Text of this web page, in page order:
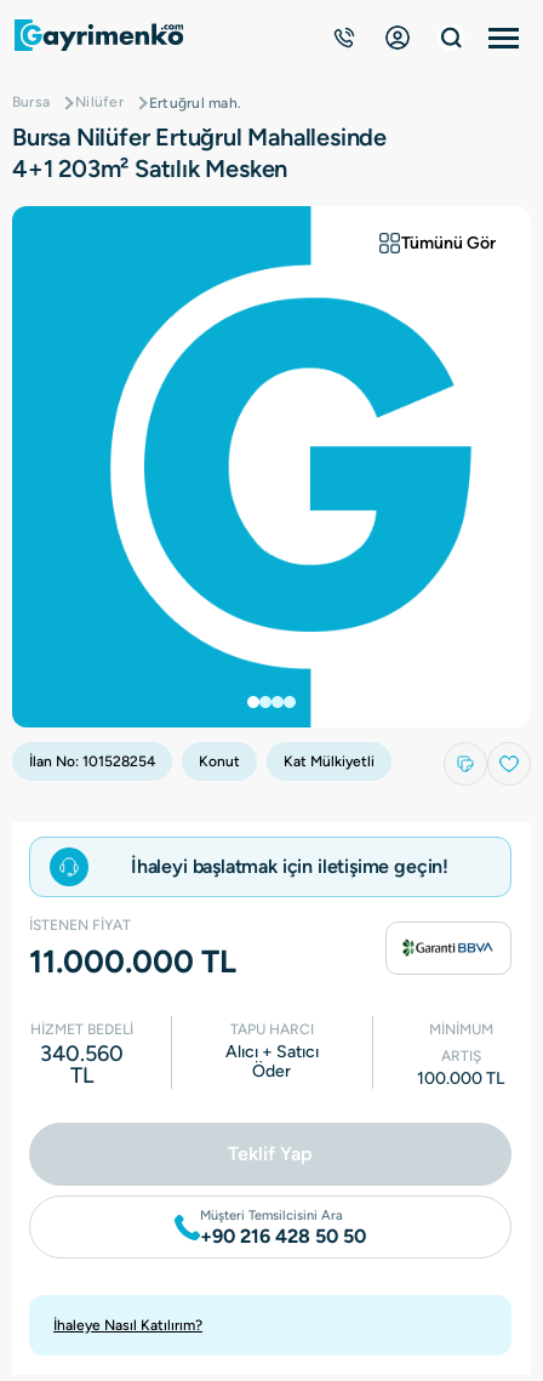
Gayrimenkuller
Bursa Nilüfer Ertuğrul mah.
Bursa Nilüfer Ertuğrul Mahallesinde
4+1 203m² Satılık Mesken
Tümünü Gör
İlan No: 101528254 Konut Kat Mülkiyetli
İhaleyi başlatmak için iletişime geçin!
İSTENEN FİYAT
11.000.000 TL
HİZMET BEDELİ
340.560
TL
TAPU HARCI
Alıcı + Satıcı
Öder
MİNİMUM
ARTIŞ
100.000 TL
Teklif Yap
Müşteri Temsilcisini Ara
+90 216 428 50 50
İhaleye Nasıl Katılırım?